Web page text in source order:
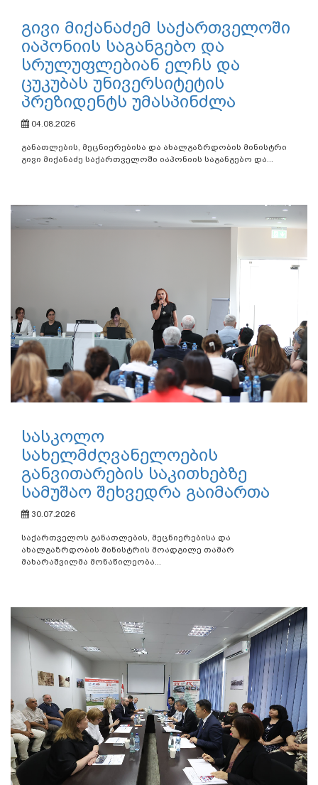
გივი მიქანაძემ საქართველოში
იაპონიის საგანგებო და
სრულუფლებიან ელჩს და
ცუკუბას უნივერსიტეტის
პრეზიდენტს უმასპინძლა
04.08.2026
განათლების, მეცნიერებისა და ახალგაზრდობის მინისტრი
გივი მიქანაძე საქართველოში იაპონიის საგანგებო და...
სასკოლო
სახელმძღვანელოების
განვითარების საკითხებზე
სამუშაო შეხვედრა გაიმართა
30.07.2026
საქართველოს განათლების, მეცნიერებისა და
ახალგაზრდობის მინისტრის მოადგილე თამარ
მახარაშვილმა მონაწილეობა...